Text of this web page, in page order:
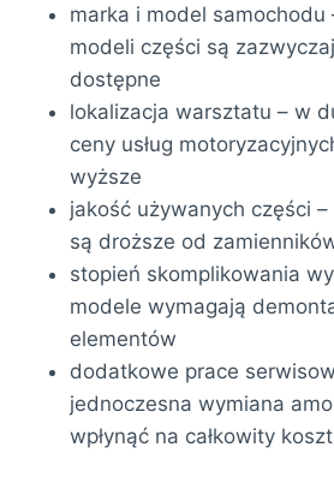
marka i model samochodu
modeli części są
dostępne
lokalizacja warsztatu – w
ceny usług
wyższe
jakość używanych części
są droższe od
stopień skomplikowania
modele wymagają
elementów
dodatkowe prace
jednoczesna wymiana
wpłynąć na całkowity koszt